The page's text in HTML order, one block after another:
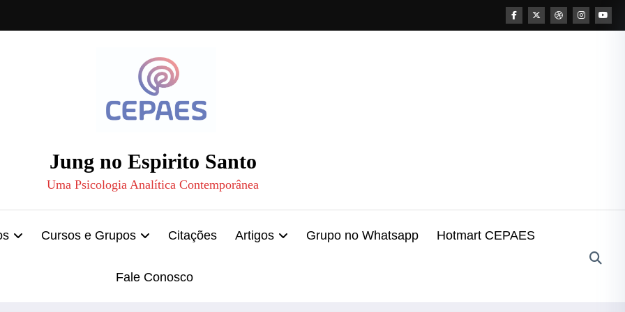
Jung no Espirito Santo
Uma Psicologia Analítica Contemporânea
Cursos e Grupos Citações Artigos Grupo no Whatsapp Hotmart CEPAES
Fale Conosco